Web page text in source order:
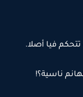
فيا أصلا.
ناسية؟!